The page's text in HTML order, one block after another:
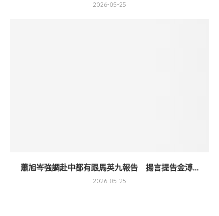
2026-05-25
蕭旭岑強調赴中都有跟馬英九報告 揚言提告金溥...
2026-05-25